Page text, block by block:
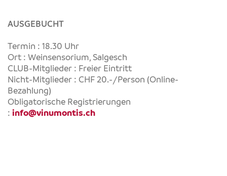
AUSGEBUCHT
Termin : 18.30 Uhr
Ort : Weinsensorium, Salgesch
CLUB-Mitglieder : Freier Eintritt
Nicht-Mitglieder : CHF 20.-/Person (Online-
Bezahlung)
Obligatorische Registrierungen
: info@vinumontis.ch